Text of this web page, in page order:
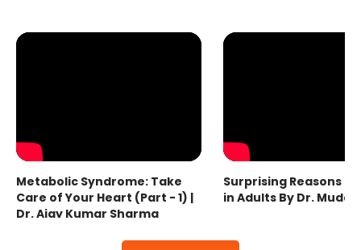
Metabolic Syndrome: Take
Care of Your Heart (Part - 1) |
Dr. Ajay Kumar Sharma
Surprising Reasons
in Adults By Dr.